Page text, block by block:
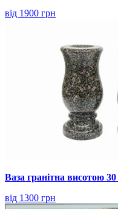
від 1900 грн
Ваза гранітна висотою
від 1300 грн